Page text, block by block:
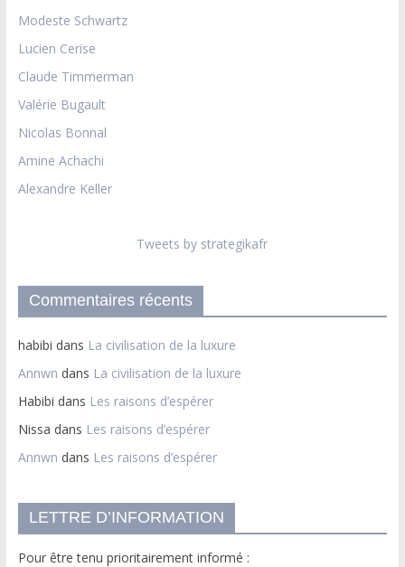
Modeste Schwartz
Lucien Cerise
Claude Timmerman
Valérie Bugault
Nicolas Bonnal
Amine Achachi
Alexandre Keller
Tweets by strategikafr
Commentaires récents
habibi dans La civilisation de la luxure
Annwn dans La civilisation de la luxure
Habibi dans Les raisons d’espérer
Nissa dans Les raisons d’espérer
Annwn dans Les raisons d’espérer
LETTRE D’INFORMATION
Pour être tenu prioritairement informé :